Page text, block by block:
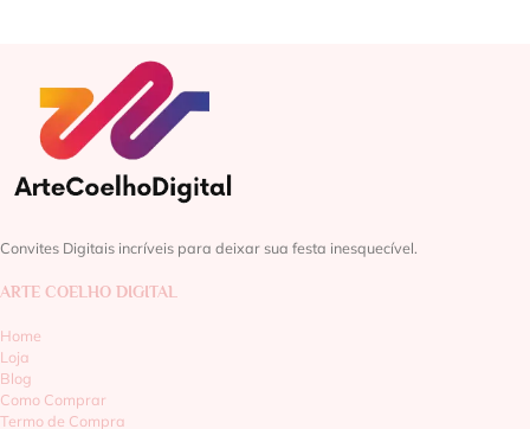
Convites Digitais incríveis para deixar sua festa inesquecível.
ARTE COELHO DIGITAL
Home
Loja
Blog
Como Comprar
Termo de Compra